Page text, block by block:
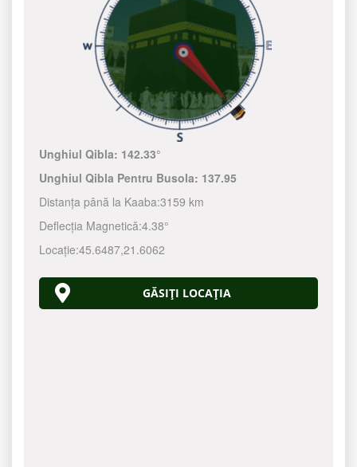
Unghiul Qibla: 142.33°
Unghiul Qibla Pentru Busola: 137.95
Distanța până la Kaaba:3159 km
Deflecția Magnetică:4.38°
Locație:45.6487,21.6062
GĂSIȚI LOCAȚIA